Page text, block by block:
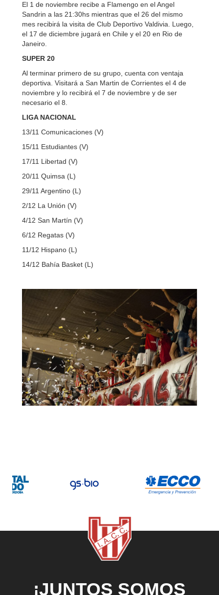
El 1 de noviembre recibe a Flamengo en el Angel
Sandrin a las 21:30hs mientras que el 26 del mismo
mes recibirá la visita de Club Deportivo Valdivia. Luego,
el 17 de diciembre jugará en Chile y el 20 en Rio de
Janeiro.
SUPER 20
Al terminar primero de su grupo, cuenta con ventaja
deportiva. Visitará a San Martin de Corrientes el 4 de
noviembre y lo recibirá el 7 de noviembre y de ser
necesario el 8.
LIGA NACIONAL
13/11 Comunicaciones (V)
15/11 Estudiantes (V)
17/11 Libertad (V)
20/11 Quimsa (L)
29/11 Argentino (L)
2/12 La Unión (V)
4/12 San Martín (V)
6/12 Regatas (V)
11/12 Hispano (L)
14/12 Bahía Basket (L)
¡JUNTOS SOMOS